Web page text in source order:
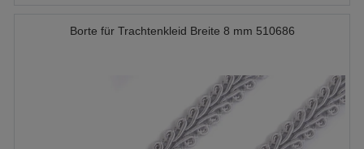
Borte für Trachtenkleid Breite 8 mm 510686